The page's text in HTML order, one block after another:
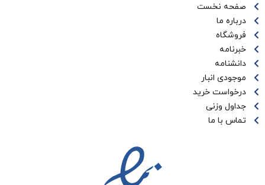
صفحه نخست
درباره ما
فروشگاه
خبرنامه
دانشنامه
موجودی انبار
درخواست خرید
جداول وزنی
تماس با ما